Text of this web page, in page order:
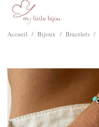
Accueil / Bijoux / Bracelets /